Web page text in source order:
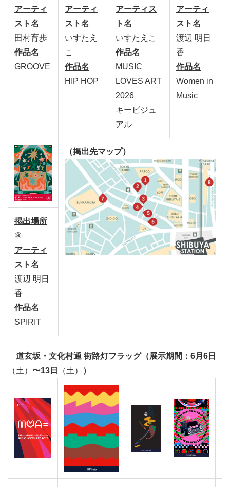
アーティ
スト名
田村育歩
作品名
GROOVE
アーティ
スト名
いすたえ
こ
作品名
HIP HOP
アーティス
ト名
いすたえこ
作品名
MUSIC
LOVES ART
2026
キービジュ
アル
アーティ
スト名
渡辺 明日
香
作品名
Women in
Music
（掲出先マップ）
掲出場所
⑧
アーティ
スト名
渡辺 明日
香
作品名
SPIRIT
道玄坂・文化村通 街路灯フラッグ（展示期間：6月6日
（土） 〜13日 （土） ）